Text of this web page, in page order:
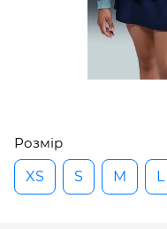
Розмір
XS
S M L